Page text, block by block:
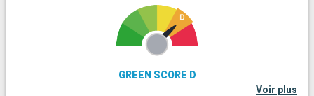
GREEN SCORE D
Voir plus